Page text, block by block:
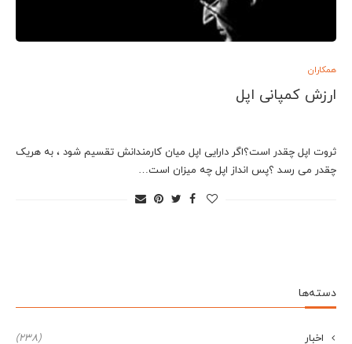
همکاران
ارزش کمپانی اپل
ثروت اپل چقدر است؟اگر دارایی اپل میان کارمندانش تقسیم شود ، به هریک
چقدر می رسد ؟پس انداز اپل چه میزان است…
دسته‌ها
اخبار (238)